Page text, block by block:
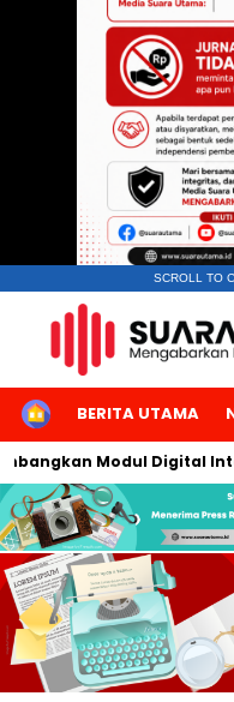
SCROLL TO
HOMEBERITA UTAMA
Modul Digital